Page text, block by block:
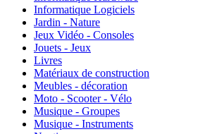
Informatique Logiciels
Jardin - Nature
Jeux Vidéo - Consoles
Jouets - Jeux
Livres
Matériaux de construction
Meubles - décoration
Moto - Scooter - Vélo
Musique - Groupes
Musique - Instruments